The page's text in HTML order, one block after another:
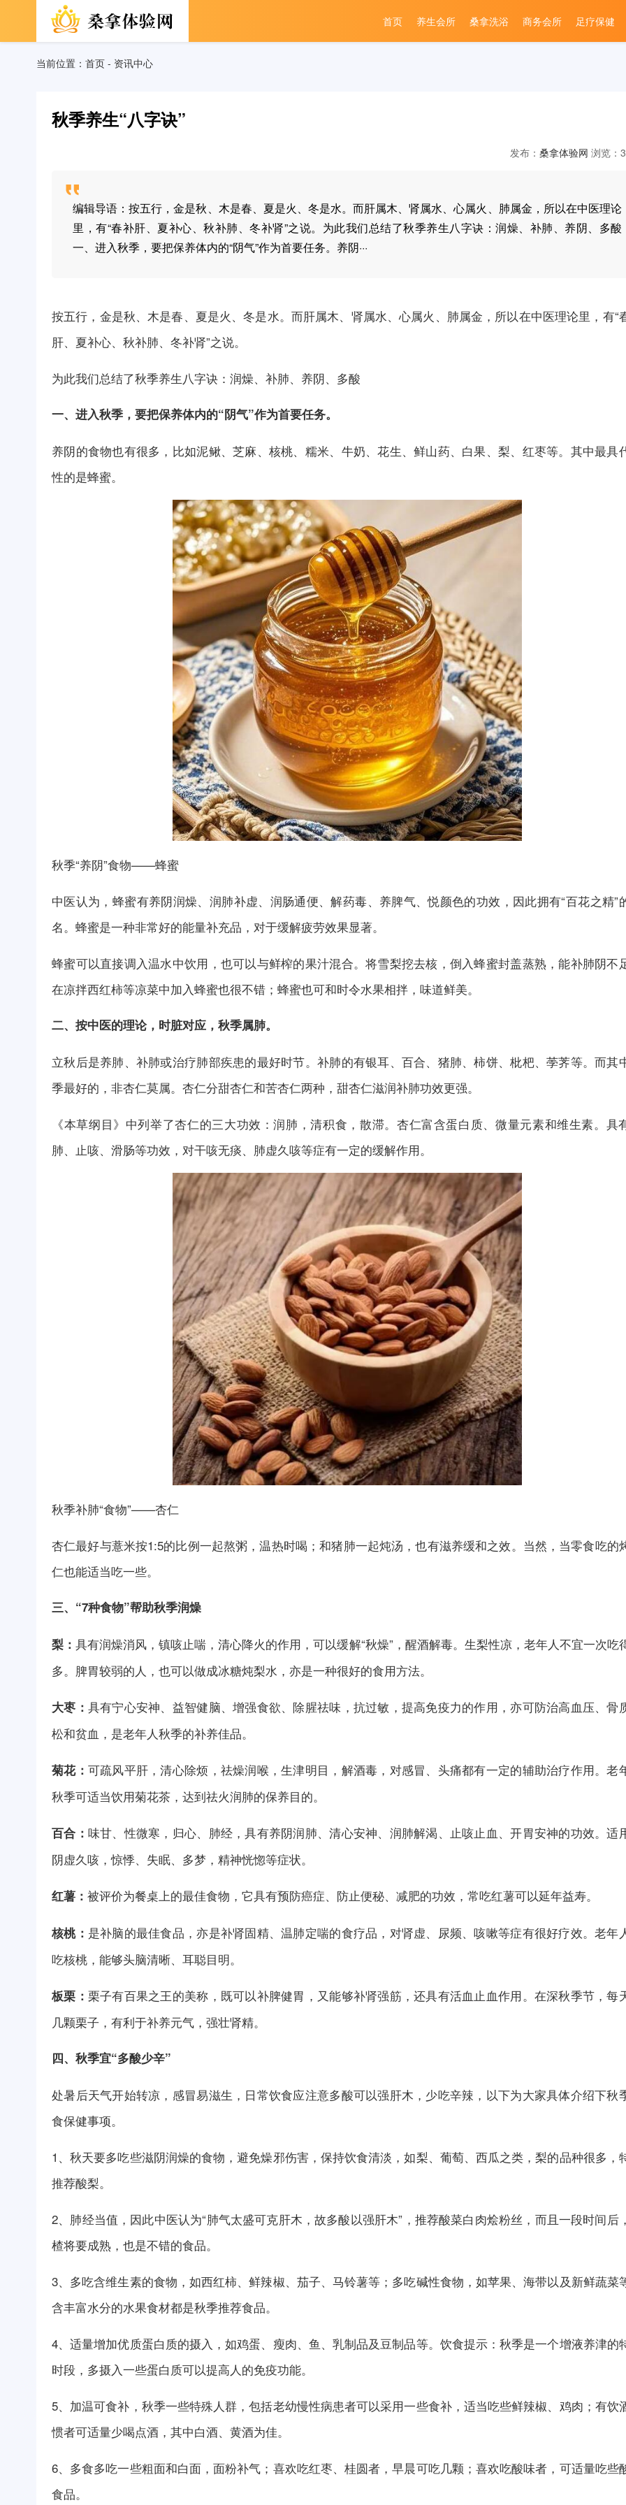
首页 养生会所 桑拿洗浴 商务会所 足疗保健
当前位置： 首页 - 资讯中心
秋季养生“八字诀”
发布： 桑拿体验网 浏览：
编辑导语：按五行，金是秋、木是春、夏是火、冬是水。而肝属木、肾属水、心属火、肺属金，所以在中医理论
里，有“春补肝、夏补心、秋补肺、冬补肾”之说。为此我们总结了秋季养生八字诀：润燥、补肺、养阴、多酸
一、进入秋季，要把保养体内的“阴气”作为首要任务。养阴···
按五行，金是秋、木是春、夏是火、冬是水。而肝属木、肾属水、心属火、肺属金，所以在中医理论里，有“
肝、夏补心、秋补肺、冬补肾”之说。
为此我们总结了秋季养生八字诀：润燥、补肺、养阴、多酸
一、进入秋季，要把保养体内的“阴气”作为首要任务。
养阴的食物也有很多，比如泥鳅、芝麻、核桃、糯米、牛奶、花生、鲜山药、白果、梨、红枣等。其中最具
性的是蜂蜜。
秋季“养阴”食物——蜂蜜
中医认为，蜂蜜有养阴润燥、润肺补虚、润肠通便、解药毒、养脾气、悦颜色的功效，因此拥有“百花之精”
名。蜂蜜是一种非常好的能量补充品，对于缓解疲劳效果显著。
蜂蜜可以直接调入温水中饮用，也可以与鲜榨的果汁混合。将雪梨挖去核，倒入蜂蜜封盖蒸熟，能补肺阴不
在凉拌西红柿等凉菜中加入蜂蜜也很不错；蜂蜜也可和时令水果相拌，味道鲜美。
二、按中医的理论，时脏对应，秋季属肺。
立秋后是养肺、补肺或治疗肺部疾患的最好时节。补肺的有银耳、百合、猪肺、柿饼、枇杷、荸荠等。而其
季最好的，非杏仁莫属。杏仁分甜杏仁和苦杏仁两种，甜杏仁滋润补肺功效更强。
《本草纲目》中列举了杏仁的三大功效：润肺，清积食，散滞。杏仁富含蛋白质、微量元素和维生素。具
肺、止咳、滑肠等功效，对干咳无痰、肺虚久咳等症有一定的缓解作用。
秋季补肺“食物”——杏仁
杏仁最好与薏米按1:5的比例一起熬粥，温热时喝；和猪肺一起炖汤，也有滋养缓和之效。当然，当零食吃的
仁也能适当吃一些。
三、“7种食物”帮助秋季润燥
梨：具有润燥消风，镇咳止喘，清心降火的作用，可以缓解“秋燥”，醒酒解毒。生梨性凉，老年人不宜一次吃
多。脾胃较弱的人，也可以做成冰糖炖梨水，亦是一种很好的食用方法。
大枣： 具有宁心安神、益智健脑、增强食欲、除腥祛味，抗过敏，提高免疫力的作用，亦可防治高血压、骨
松和贫血，是老年人秋季的补养佳品。
菊花： 可疏风平肝，清心除烦，祛燥润喉，生津明目，解酒毒，对感冒、头痛都有一定的辅助治疗作用。老
秋季可适当饮用菊花茶，达到祛火润肺的保养目的。
百合： 味甘、性微寒，归心、肺经，具有养阴润肺、清心安神、润肺解渴、止咳止血、开胃安神的功效。适
阴虚久咳，惊悸、失眠、多梦，精神恍惚等症状。
红薯： 被评价为餐桌上的最佳食物，它具有预防癌症、防止便秘、减肥的功效，常吃红薯可以延年益寿。
核桃： 是补脑的最佳食品，亦是补肾固精、温肺定喘的食疗品，对肾虚、尿频、咳嗽等症有很好疗效。老年
吃核桃，能够头脑清晰、耳聪目明。
板栗： 栗子有百果之王的美称，既可以补脾健胃，又能够补肾强筋，还具有活血止血作用。在深秋季节，每
几颗栗子，有利于补养元气，强壮肾精。
四、秋季宜“多酸少辛”
处暑后天气开始转凉，感冒易滋生，日常饮食应注意多酸可以强肝木，少吃辛辣，以下为大家具体介绍下秋
食保健事项。
1、秋天要多吃些滋阴润燥的食物，避免燥邪伤害，保持饮食清淡，如梨、葡萄、西瓜之类，梨的品种很多，
推荐酸梨。
2、肺经当值，因此中医认为“肺气太盛可克肝木，故多酸以强肝木”，推荐酸菜白肉烩粉丝，而且一段时间后
楂将要成熟，也是不错的食品。
3、多吃含维生素的食物，如西红柿、鲜辣椒、茄子、马铃薯等；多吃碱性食物，如苹果、海带以及新鲜蔬菜
含丰富水分的水果食材都是秋季推荐食品。
4、适量增加优质蛋白质的摄入，如鸡蛋、瘦肉、鱼、乳制品及豆制品等。饮食提示：秋季是一个增液养津的
时段，多摄入一些蛋白质可以提高人的免疫功能。
5、加温可食补，秋季一些特殊人群，包括老幼慢性病患者可以采用一些食补，适当吃些鲜辣椒、鸡肉；有饮
惯者可适量少喝点酒，其中白酒、黄酒为佳。
6、多食多吃一些粗面和白面，面粉补气；喜欢吃红枣、桂圆者，早晨可吃几颗；喜欢吃酸味者，可适量吃些
食品。